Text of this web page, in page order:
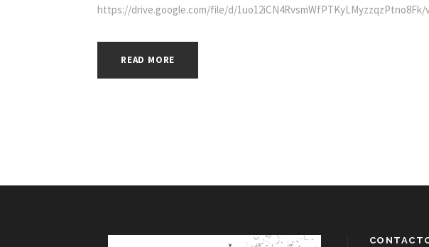
https://drive.google.com/file/d/1uo12iCN4RvsmWfPTKyLMyzzqzPtno8Fk/
READ MORE